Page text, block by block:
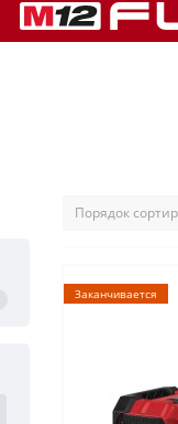
Заканчивается